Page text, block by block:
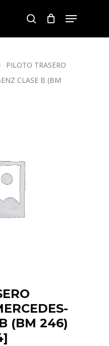
search
Menu
PILOTO TRASERO
CLASE B (BM
(BM 246)